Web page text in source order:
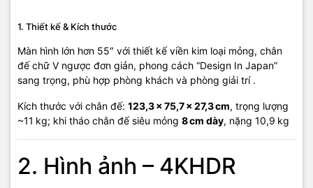
1. Thiết kế & Kích thước
Màn hình lớn hơn 55″ với thiết kế viền kim loại mỏng, chân
đế chữ V ngược đơn giản, phong cách “Design In Japan”
sang trọng, phù hợp phòng khách và phòng giải trí .
Kích thước với chân đế: 123,3 × 75,7 × 27,3 cm, trọng lượng
~11 kg; khi tháo chân đế siêu mỏng 8 cm dày, nặng 10,9 kg
2. Hình ảnh – 4KHDR